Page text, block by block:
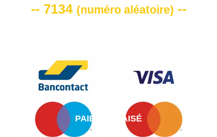
-- 7134 (numéro aléatoire) --
PAIEMENT AISÉ